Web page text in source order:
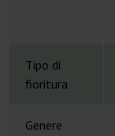
Tipo di
fioritura
Genere